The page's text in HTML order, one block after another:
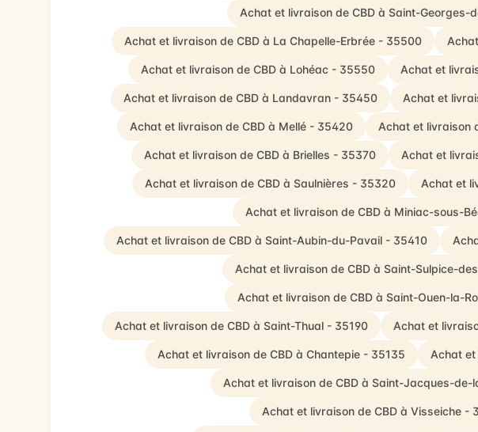
Achat et livraison de CBD à Saint-Georges-
Achat et livraison de CBD à La Chapelle-Erbrée - 35500
Achat et livraison de CBD à Lohéac - 35550 Achat et
Achat et livraison de CBD à Landavran - 35450 Achat et
Achat et livraison de CBD à Mellé - 35420 Achat et livraison
Achat et livraison de CBD à Brielles - 35370 Achat et
Achat et livraison de CBD à Saulnières - 35320 Achat et
Achat et livraison de CBD à Miniac-sous-
Achat et livraison de CBD à Saint-Aubin-du-Pavail - 35410
Achat et livraison de CBD à Saint-Sulpice-
Achat et livraison de CBD à Saint-Ouen-la-
Achat et livraison de CBD à Saint-Thual - 35190 Achat et
Achat et livraison de CBD à Chantepie - 35135 Achat
Achat et livraison de CBD à Saint-Jacques-de-
Achat et livraison de CBD à Visseiche -